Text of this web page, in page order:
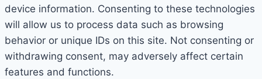
device information. Consenting to these technologies
will allow us to process data such as browsing
behavior or unique IDs on this site. Not consenting or
withdrawing consent, may adversely affect certain
features and functions.